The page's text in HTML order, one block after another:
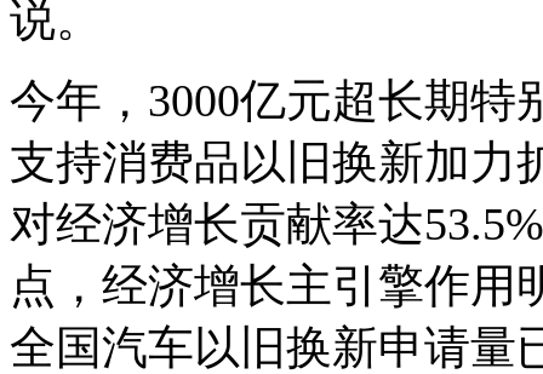
说。
今年，3000亿元超长期
支持消费品以旧换新加力
对经济增长贡献率达
点，经济增长主引擎作用
全国汽车以旧换新申请量